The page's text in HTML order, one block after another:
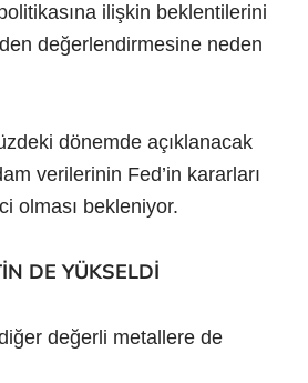
ilişkin beklentilerini
değerlendirmesine neden
dönemde açıklanacak
verilerinin Fed’in kararları
olması bekleniyor.
DE YÜKSELDİ
değerli metallere de